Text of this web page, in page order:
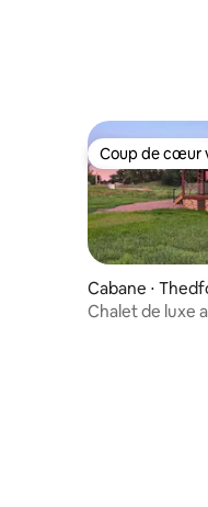
Coup de cœur
Coup de cœur
Cabane ⋅
Chalet de luxe